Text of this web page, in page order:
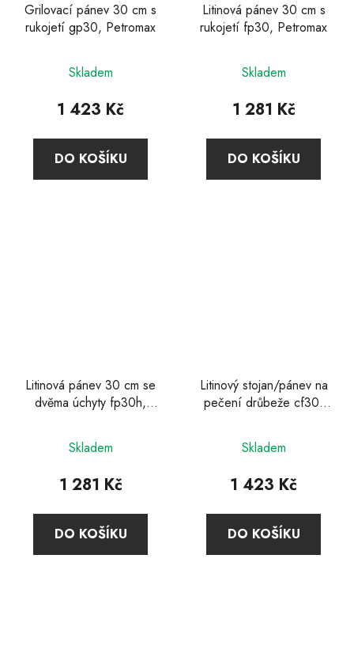
Grilovací pánev 30 cm s
rukojetí gp30, Petromax
Skladem
1 423 Kč
DO KOŠÍKU
Litinová pánev 30 cm s
rukojetí fp30, Petromax
Skladem
1 281 Kč
DO KOŠÍKU
Litinová pánev 30 cm se
dvěma úchyty fp30h,
hodnocení
produktu
5,0
z
Skladem
1 281 Kč
DO KOŠÍKU
Litinový stojan/pánev na
pečení drůbeže cf30,
Skladem
1 423 Kč
DO KOŠÍKU